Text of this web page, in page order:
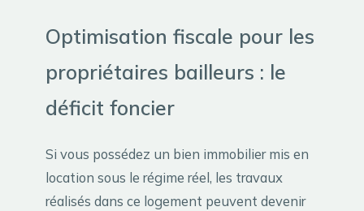
Optimisation fiscale pour les
propriétaires bailleurs : le
déficit foncier
Si vous possédez un bien immobilier mis en
location sous le régime réel, les travaux
réalisés dans ce logement peuvent devenir